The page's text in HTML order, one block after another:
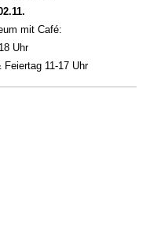
mit Café:
Uhr
Feiertag 11-17 Uhr